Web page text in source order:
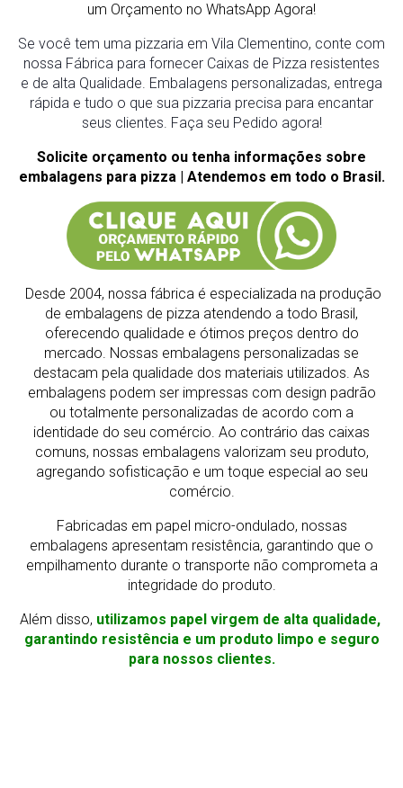
um Orçamento no WhatsApp Agora!
Se você tem uma pizzaria em Vila Clementino, conte com
nossa Fábrica para fornecer Caixas de Pizza resistentes
e de alta Qualidade. Embalagens personalizadas, entrega
rápida e tudo o que sua pizzaria precisa para encantar
seus clientes. Faça seu Pedido agora!
Solicite orçamento ou tenha informações sobre
embalagens para pizza | Atendemos em todo o Brasil.
Desde 2004, nossa fábrica é especializada na produção
de embalagens de pizza atendendo a todo Brasil,
oferecendo qualidade e ótimos preços dentro do
mercado. Nossas embalagens personalizadas se
destacam pela qualidade dos materiais utilizados. As
embalagens podem ser impressas com design padrão
ou totalmente personalizadas de acordo com a
identidade do seu comércio. Ao contrário das caixas
comuns, nossas embalagens valorizam seu produto,
agregando sofisticação e um toque especial ao seu
comércio.
Fabricadas em papel micro-ondulado, nossas
embalagens apresentam resistência, garantindo que o
empilhamento durante o transporte não comprometa a
integridade do produto.
Além disso, utilizamos papel virgem de alta qualidade,
garantindo resistência e um produto limpo e seguro
para nossos clientes.